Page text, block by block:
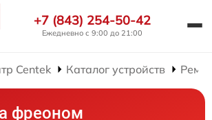
+7 (843) 254-50-42
Ежедневно с 9:00 до 21:00
Centek Каталог устройств
фреоном